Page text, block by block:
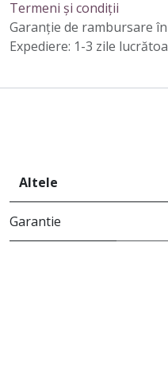
Termeni și condiții
Garanție de rambursare
Expediere: 1-3 zile
Altele
Garantie